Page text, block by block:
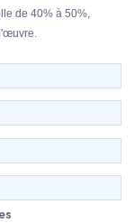
de 40% à 50%,